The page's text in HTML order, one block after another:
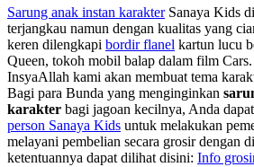
Sarung anak instan karakterSanaya Kids
terjangkau namun dengan kualitas yang
keren dilengkapi bordir flanel kartun lucu
Queen, tokoh mobil balap dalam film
InsyaAllah kami akan membuat tema
Bagi para Bunda yang menginginkan
karakter bagi jagoan kecilnya, Anda
person Sanaya Kids untuk melakukan
melayani pembelian secara grosir dengan
ketentuannya dapat dilihat disini: Info